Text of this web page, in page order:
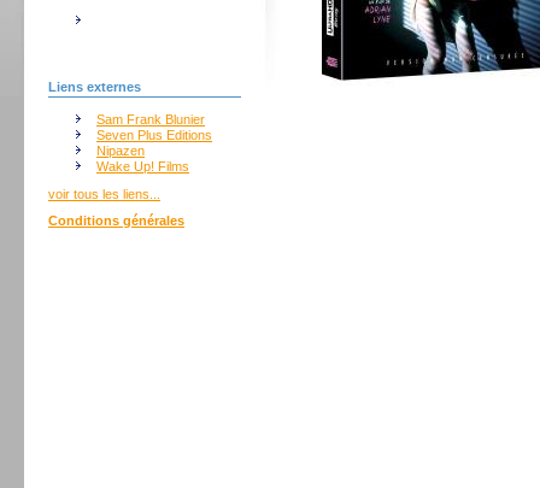
Liens externes
Sam Frank Blunier
Seven Plus Editions
Nipazen
Wake Up! Films
voir tous les liens...
Conditions générales